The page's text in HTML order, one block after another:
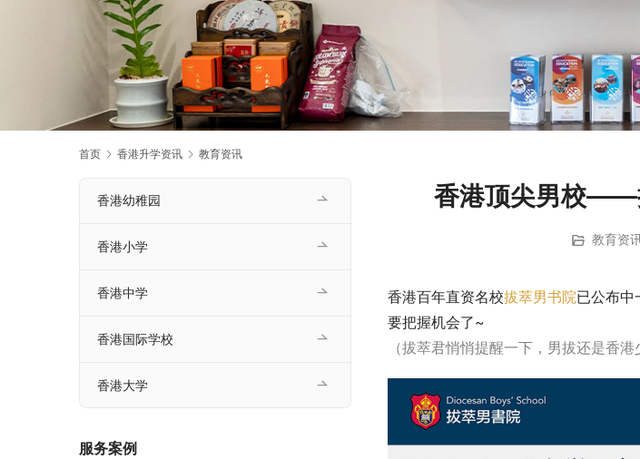
首页 香港升学资讯 教育资讯
香港顶尖男校——
教育资
香港百年直资名校拔萃男书院已公布中
要把握机会了~
（拔萃君悄悄提醒一下，男拔还是香
香港幼稚园
香港小学
香港中学
香港国际学校
香港大学
服务案例